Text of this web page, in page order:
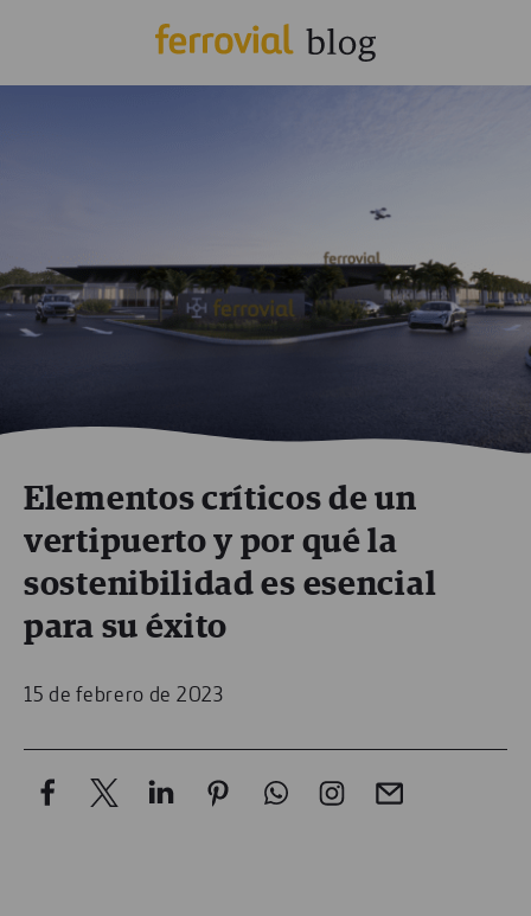
Elementos críticos de un
vertipuerto y por qué la
sostenibilidad es esencial
para su éxito
15 de febrero de 2023